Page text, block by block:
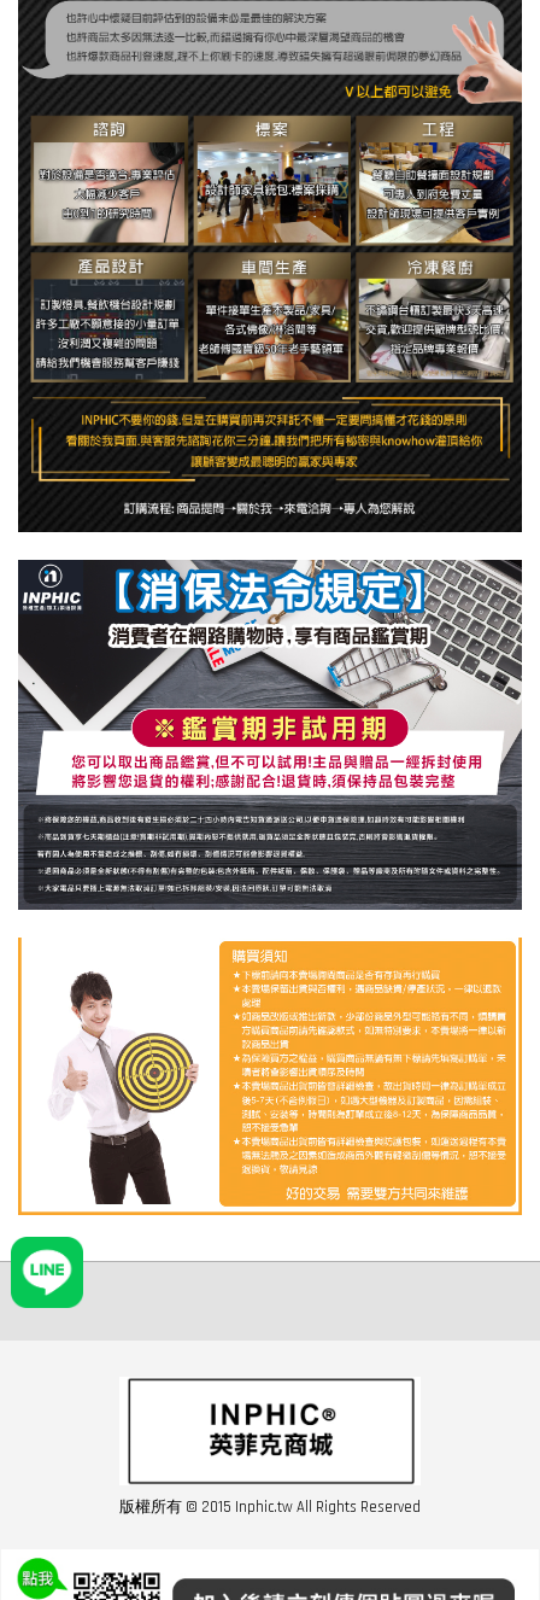
版權所有 © 2015 Inphic.tw All Rights Reserved
友站連結inphic營業設備